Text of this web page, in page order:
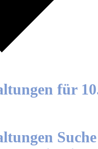
für